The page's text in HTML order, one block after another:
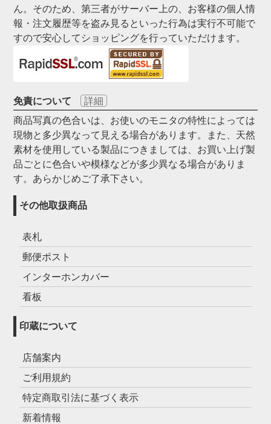
ん。そのため、第三者がサーバー上の、お客様の個人情
報・注文履歴等を盗み見るといった行為は実行不可能で
すので安心してショッピングを行っていただけます。
免責について
詳細
商品写真の色合いは、お使いのモニタの特性によっては
現物と多少異なって見える場合があります。また、天然
素材を使用している製品につきましては、お買い上げ製
品ごとに色合いや模様などが多少異なる場合がありま
す。あらかじめご了承下さい。
その他取扱商品
表札
郵便ポスト
インターホンカバー
看板
印蔵について
店舗案内
ご利用規約
特定商取引法に基づく表示
新着情報